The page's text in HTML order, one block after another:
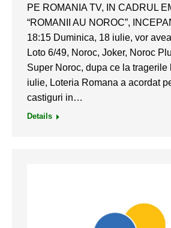
PE ROMANIA TV, IN CADRUL
“ROMANII AU NOROC”,
18:15 Duminica, 18 iulie, vor
Loto 6/49, Noroc, Joker, Noroc
Super Noroc, dupa ce la tragerile
iulie, Loteria Romana a acordat
castiguri in…
Details